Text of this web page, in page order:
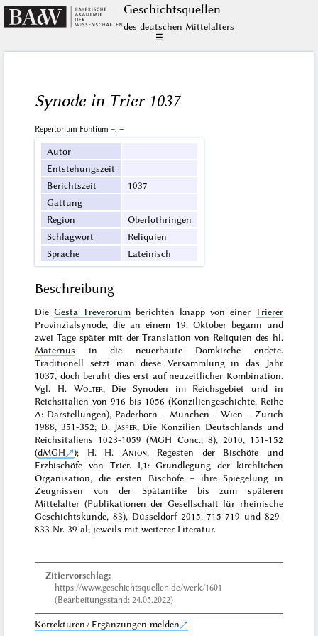
Geschichts­quellen
des deutschen Mittelalters
☰
Synode in Trier 1037
Repertorium Fontium –, –
Autor
Entstehungszeit
Berichtszeit
1037
Gattung
Region
Oberlothringen
Schlagwort
Reliquien
Sprache
Lateinisch
Beschreibung
DieGesta Treverorum berichten knapp von einer Trierer
Provinzialsynode, die an einem 19. Oktober begann und
zwei Tage später mit der Translation von Reliquien des hl.
Maternus in die neuerbaute Domkirche endete.
Traditionell setzt man diese Versammlung in das Jahr
1037, doch beruht dies erst auf neuzeitlicher Kombination.
Vgl. H. Wolter, Die Synoden im Reichsgebiet und in
Reichsitalien von 916 bis 1056 (Konziliengeschichte, Reihe
A: Darstellungen), Paderborn – München – Wien – Zürich
1988, 351-352; D. Jasper, Die Konzilien Deutschlands und
Reichsitaliens 1023-1059 (MGH Conc., 8), 2010, 151-152
(dMGH ); H. H. Anton, Regesten der Bischöfe und
Erzbischöfe von Trier. I,1: Grundlegung der kirchlichen
Organisation, die ersten Bischöfe – ihre Spiegelung in
Zeugnissen von der Spätantike bis zum späteren
Mittelalter (Publikationen der Gesellschaft für rheinische
Geschichtskunde, 83), Düsseldorf 2015, 715-719 und 829-
833 Nr. 39 al; jeweils mit weiterer Literatur.
Zitiervorschlag:
https://www.geschichtsquellen.de/werk/1601
(Bearbeitungsstand: 24.05.2022)
Korrekturen / Ergänzungen melden